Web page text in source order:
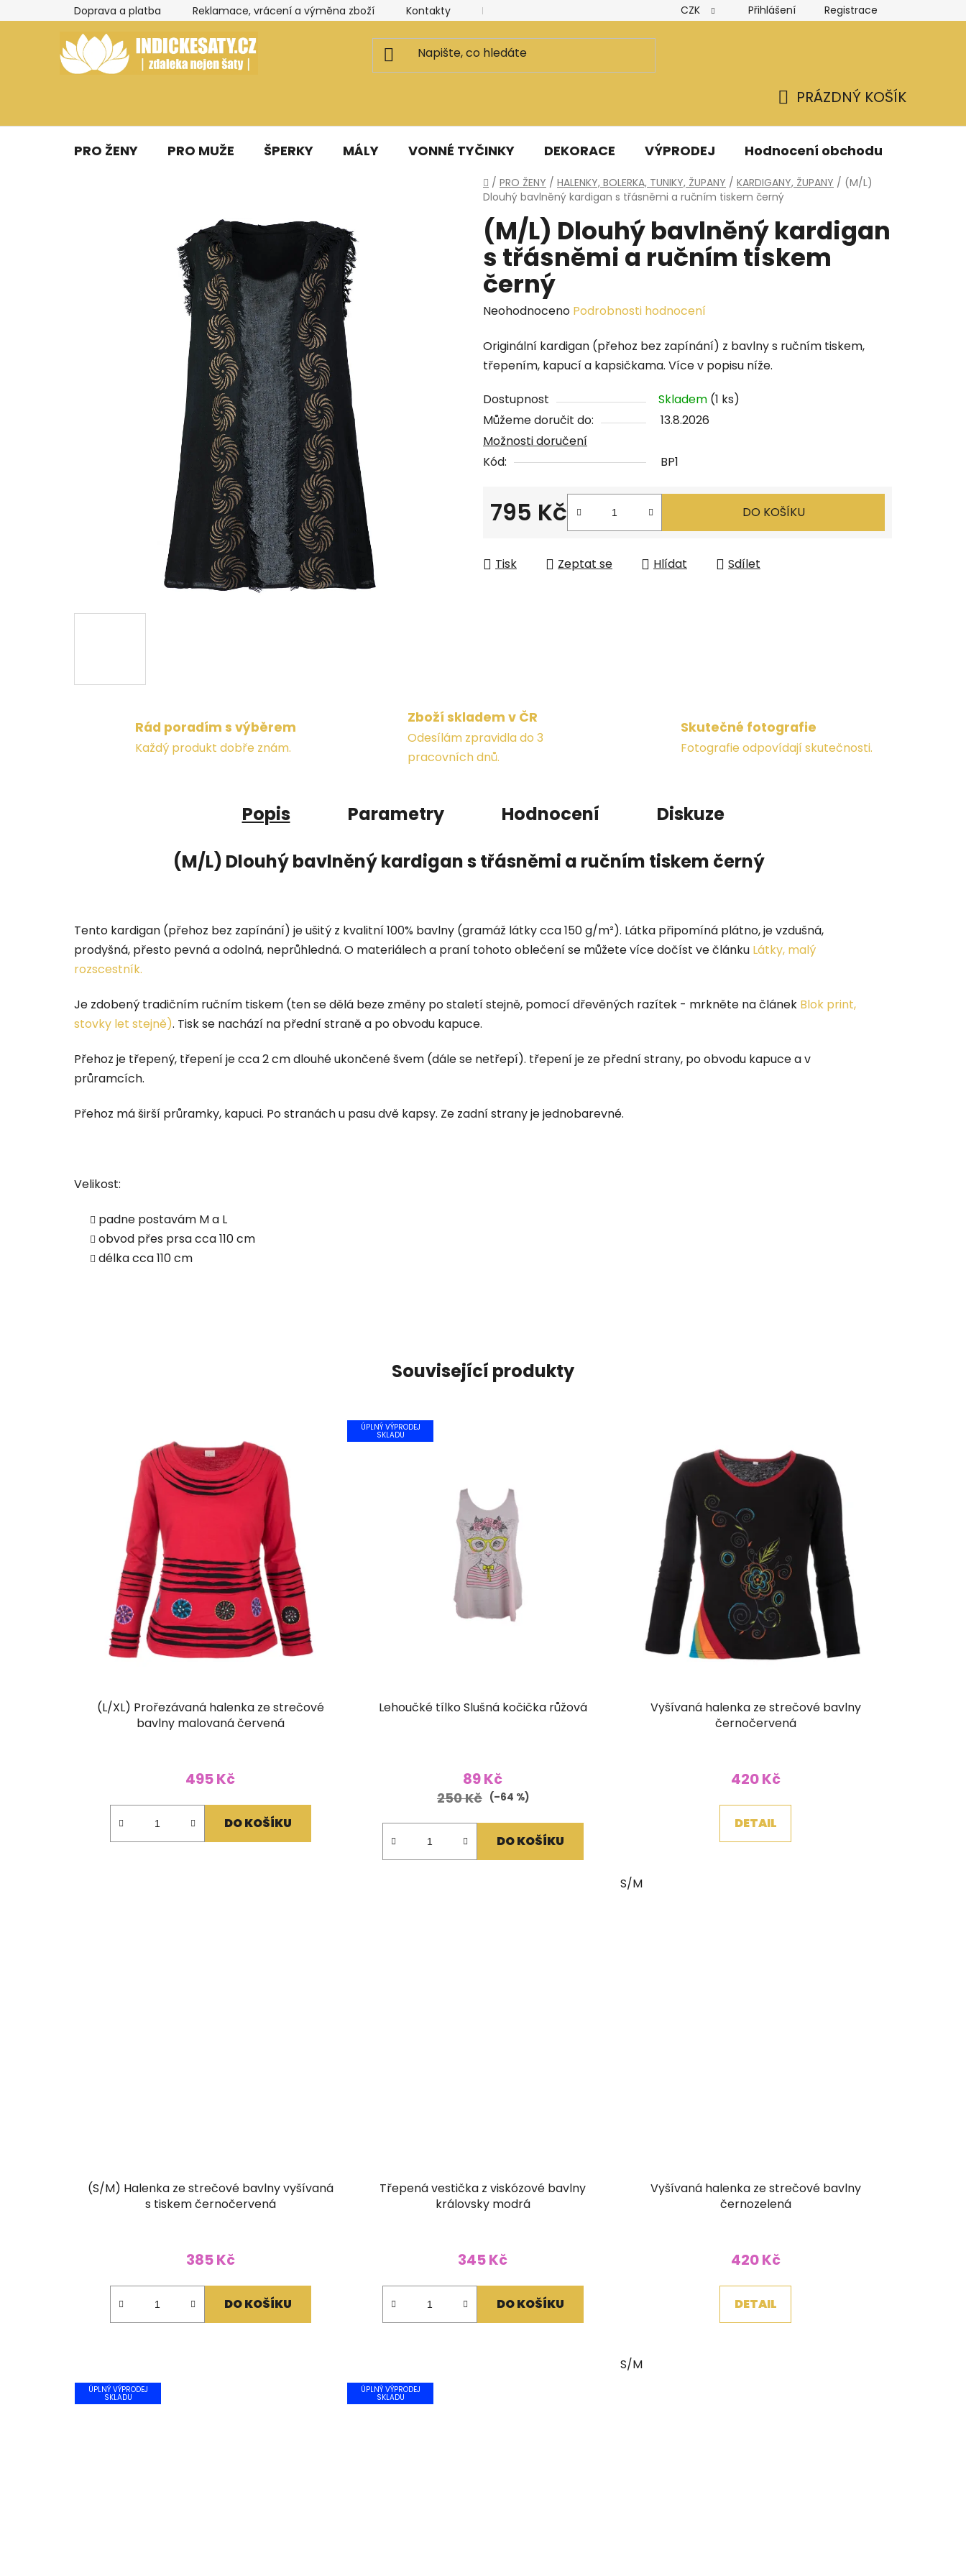
na
Doprava a platba Reklamace, vrácení a výměna zboží Kontakty Kancelář a ateliér Hodnocení obchodu Obchodní podmínky
CZK Přihlášení Registrace
KOŠÍK
PRÁZDNÝ KOŠÍK
PRO ŽENY PRO MUŽE ŠPERKY MÁLY VONNÉ TYČINKY DEKORACE VÝPRODEJ Hodnocení obchodu
Domů
/ PRO ŽENY / HALENKY, BOLERKA, TUNIKY, ŽUPANY / KARDIGANY, ŽUPANY / (M/L)
Dlouhý bavlněný kardigan s třásněmi a ručním tiskem černý
(M/L) Dlouhý bavlněný kardigan
s třásněmi a ručním tiskem
černý
Průměrné
produktu
je
z
5
hvězdiček.
Neohodnoceno Podrobnosti hodnocení
Originální kardigan (přehoz bez zapínání) z bavlny s ručním tiskem,
třepením, kapucí a kapsičkama. Více v popisu níže.
Dostupnost Skladem (1 ks)
Můžeme doručit do:
13.8.2026
Možnosti doručení
Kód:
BP1
795 Kč DO KOŠÍKU
Tisk Zeptat se Hlídat Sdílet
Rád poradím s výběrem
Každý produkt dobře znám.
Zboží skladem v ČR
Odesílám zpravidla do 3
pracovních dnů.
Skutečné fotografie
Fotografie odpovídají skutečnosti.
Popis Parametry Hodnocení
Diskuze
(M/L) Dlouhý bavlněný kardigan s třásněmi a ručním tiskem černý
Tento kardigan (přehoz bez zapínání) je ušitý z kvalitní 100% bavlny (gramáž látky cca 150 g/m²). Látka připomíná plátno, je vzdušná,
prodyšná, přesto pevná a odolná, neprůhledná. O materiálech a praní tohoto oblečení se můžete více dočíst ve článku Látky, malý
rozscestník.
Je zdobený tradičním ručním tiskem (ten se dělá beze změny po staletí stejně, pomocí dřevěných razítek - mrkněte na článek Blok print,
stovky let stejně). Tisk se nachází na přední straně a po obvodu kapuce.
Přehoz je třepený, třepení je cca 2 cm dlouhé ukončené švem (dále se netřepí). třepení je ze přední strany, po obvodu kapuce a v
průramcích.
Přehoz má širší průramky, kapuci. Po stranách u pasu dvě kapsy. Ze zadní strany je jednobarevné.
Velikost:
padne postavám M a L
obvod přes prsa cca 110 cm
délka cca 110 cm
Související produkty
(L/XL) Prořezávaná halenka ze strečové
bavlny malovaná červená
495 Kč
DO KOŠÍKU
ÚPLNÝ VÝPRODEJ
SKLADU
Lehoučké tílko Slušná kočička růžová
89 Kč
250 Kč (–64 %)
DO KOŠÍKU
Vyšívaná halenka ze strečové bavlny
černočervená
420 Kč
DETAIL
S/M
(S/M) Halenka ze strečové bavlny vyšívaná
s tiskem černočervená
385 Kč
DO KOŠÍKU
Třepená vestička z viskózové bavlny
královsky modrá
345 Kč
DO KOŠÍKU
Vyšívaná halenka ze strečové bavlny
černozelená
420 Kč
DETAIL
S/M
ÚPLNÝ VÝPRODEJ
SKLADU
ÚPLNÝ VÝPRODEJ
SKLADU